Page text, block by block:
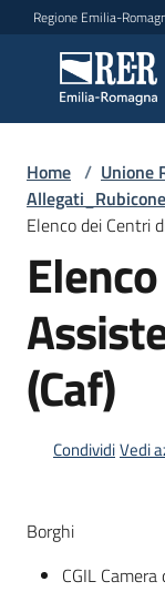
Vai al contenuto
Vai alla navigazione
Vai al footer
Regione Emilia-
e
Argomenti
Servizi
Centri
Informazioni
Home / Unione
Elenco dei Centri
(Caf)
CondividiVedi
Borghi
CGIL